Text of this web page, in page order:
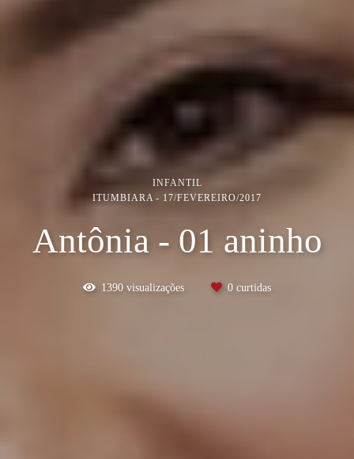
INFANTIL
ITUMBIARA
17/FEVEREIRO/2017
Antônia - 01 aninho
1390 visualizações 0 curtidas